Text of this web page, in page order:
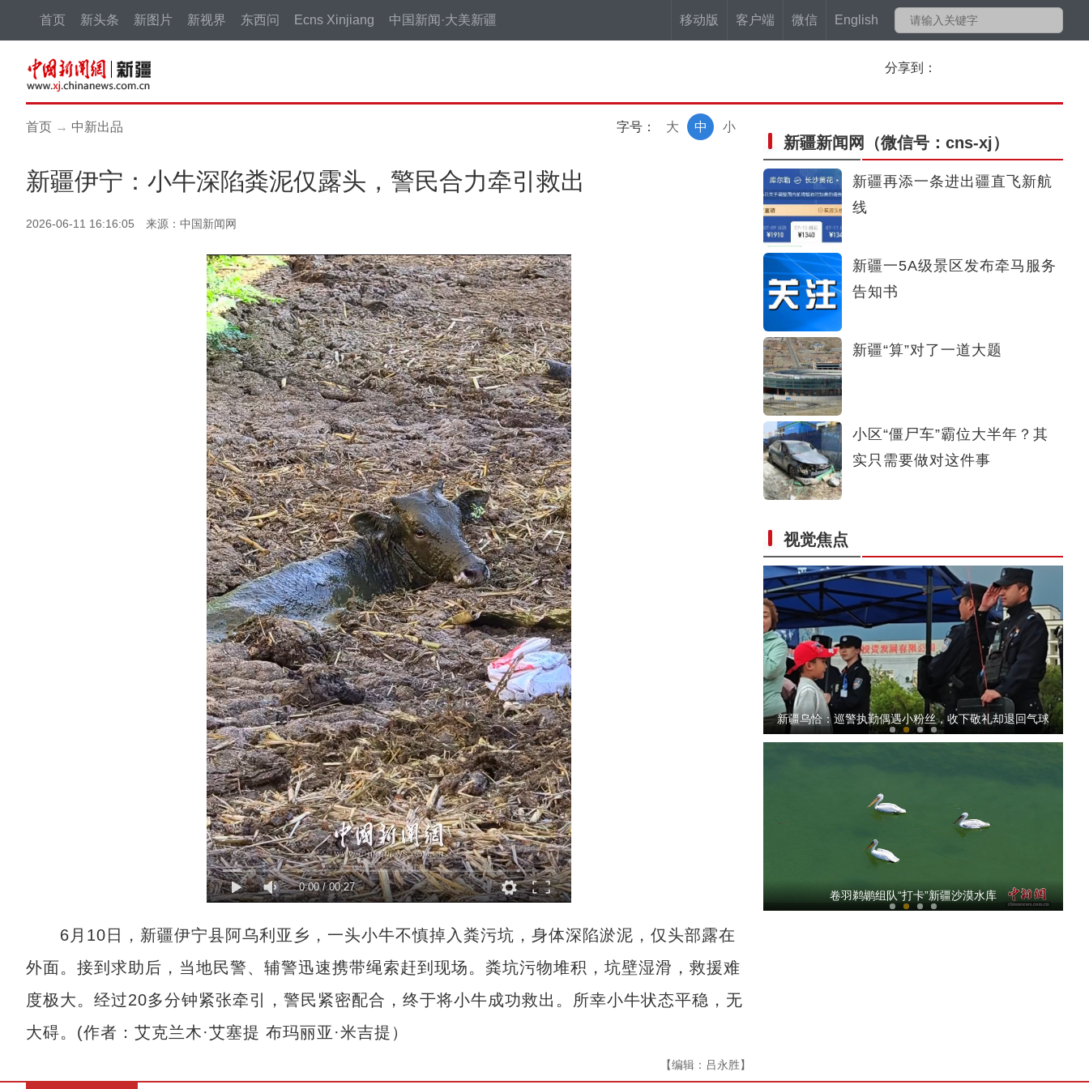
移动版 客户端 微信 English
首页 新头条 新图片 新视界 东西问 Ecns Xinjiang 中国新闻·大美新疆
分享到：
首页 → 中新出品 字号： 小
中
大
新疆伊宁：小牛深陷粪泥仅露头，警民合力牵引救出
2026-06-11 16:16:05 来源：中国新闻网
0:00/00:27
6月10日，新疆伊宁县阿乌利亚乡，一头小牛不慎掉入粪污坑，身体深陷淤泥，仅头部露在
外面。接到求助后，当地民警、辅警迅速携带绳索赶到现场。粪坑污物堆积，坑壁湿滑，救援难
度极大。经过20多分钟紧张牵引，警民紧密配合，终于将小牛成功救出。所幸小牛状态平稳，无
大碍。(作者：艾克兰木·艾塞提 布玛丽亚·米吉提）
【编辑：吕永胜】
新疆新闻网 （微信号：cns-xj）
新疆再添一条进出疆直飞新航
线
新疆一5A级景区发布牵马服务
告知书
新疆“算”对了一道大题
小区“僵尸车”霸位大半年？其
实只需要做对这件事
视觉焦点
“美美与共·和美伊犁” 中外艺术家相聚伊犁共绘大美新疆
2026年环阿尔泰次区域国际合作会议在新疆举办
新疆乌恰：巡警执勤偶遇小粉丝，收下敬礼却退回气球
真相丨忙着抹黑新疆？不如带走一只“富贵小羊”
卷羽鹈鹕组队“打卡”新疆沙漠水库